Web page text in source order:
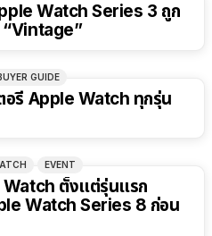
Watch Series 3 ถูก
GUIDE
อรี่ Apple Watch ทุกรุ่น
EVENT
Watch ตั้งแต่รุ่นแรก
Watch Series 8 ก่อน